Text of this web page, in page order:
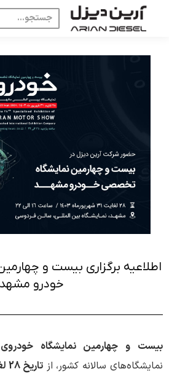
اطلاعیه برگزاری بیست و
خودرو مشهد
بیست و چهارمین نمایشگاه
نمایشگاه‌های سالانه کشور، ازتاریخ 28 لغایت 31 شهریورماه 1403